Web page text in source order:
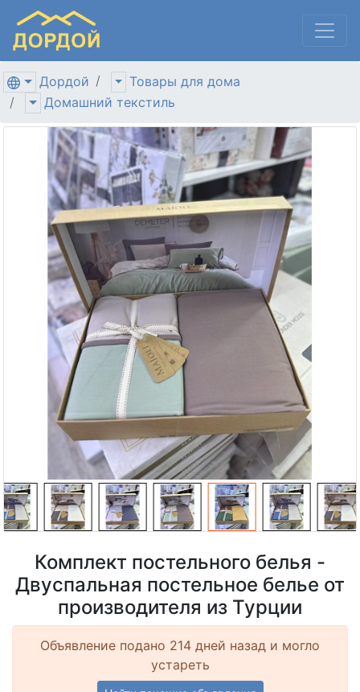
Дордой
Товары для дома
Домашний текстиль
Комплект постельного белья -
Двуспальная постельное белье от
производителя из Турции
Объявление подано 214 дней назад и могло
устареть